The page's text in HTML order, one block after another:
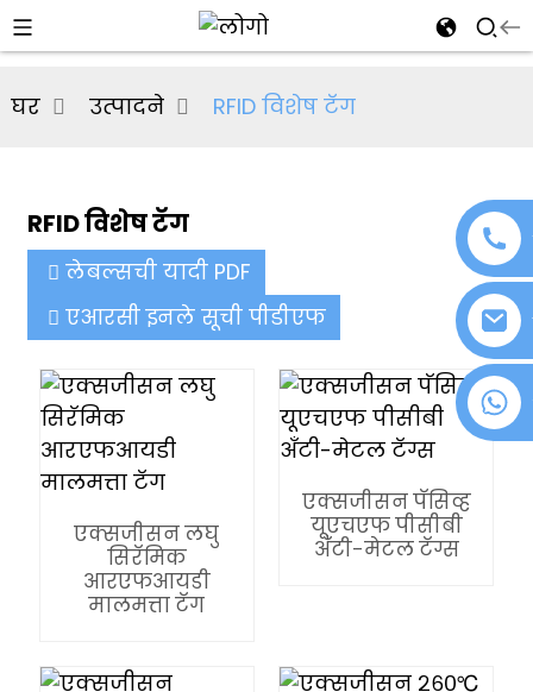
+८६ १८०७६३७२१३९
घर उत्पादने RFID विशेष टॅग
RFID विशेष टॅग
लेबल्सची यादी PDF
एआरसी इनले सूची पीडीएफ
एक्सजीसन लघु
सिरॅमिक
आरएफआयडी
मालमत्ता टॅग
एक्सजीसन पॅसिव्ह
यूएचएफ पीसीबी
अँटी-मेटल टॅग्स